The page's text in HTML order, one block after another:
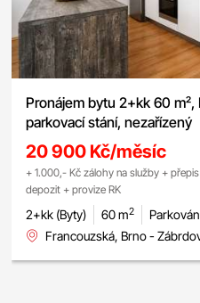
Pronájem bytu 2+kk 60
parkovací stání, nezařízený
20 900 Kč/měsíc
+ 1.000,- Kč zálohy na služby +
depozit + provize RK
2+kk (Byty) 60 m2
Francouzská, Brno -